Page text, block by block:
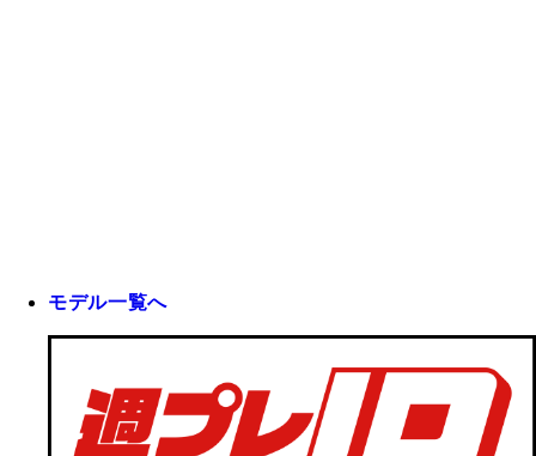
モデル一覧へ